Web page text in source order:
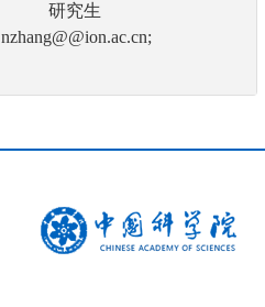
研究生
nzhang@@ion.ac.cn;